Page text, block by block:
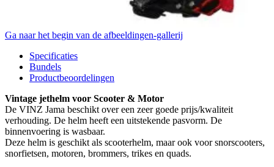
Ga naar het begin van de afbeeldingen-gallerij
Specificaties
Bundels
Productbeoordelingen
Vintage jethelm voor Scooter & Motor
De VINZ Jama beschikt over een zeer goede prijs/kwaliteit
verhouding. De helm heeft een uitstekende pasvorm. De
binnenvoering is wasbaar.
Deze helm is geschikt als scooterhelm, maar ook voor snorscooters,
snorfietsen, motoren, brommers, trikes en quads.